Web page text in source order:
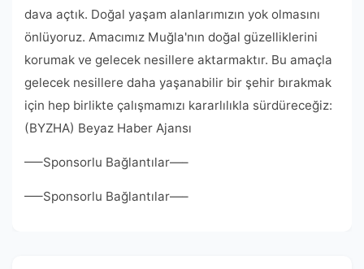
dava açtık. Doğal yaşam alanlarımızın yok olmasını
önlüyoruz. Amacımız Muğla'nın doğal güzelliklerini
korumak ve gelecek nesillere aktarmaktır. Bu amaçla
gelecek nesillere daha yaşanabilir bir şehir bırakmak
için hep birlikte çalışmamızı kararlılıkla sürdüreceğiz:
(BYZHA) Beyaz Haber Ajansı
—–Sponsorlu Bağlantılar—–
—–Sponsorlu Bağlantılar—–